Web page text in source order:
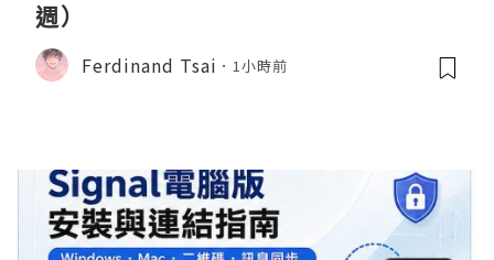
週）
Ferdinand Tsai 1小時前